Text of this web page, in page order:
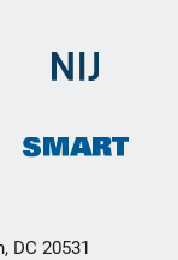
DC 20531